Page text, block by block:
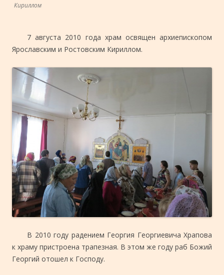
Кириллом
7 августа 2010 года храм освящен архиепископом
Ярославским и Ростовским Кириллом.
В 2010 году радением Георгия Георгиевича Храпова
к храму пристроена трапезная. В этом же году раб Божий
Георгий отошел к Господу.